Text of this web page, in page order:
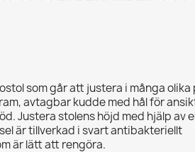
som går att justera i många olika
avtagbar kudde med hål för
Justera stolens höjd med hjälp av
är tillverkad i svart antibakteriellt
är lätt att rengöra.